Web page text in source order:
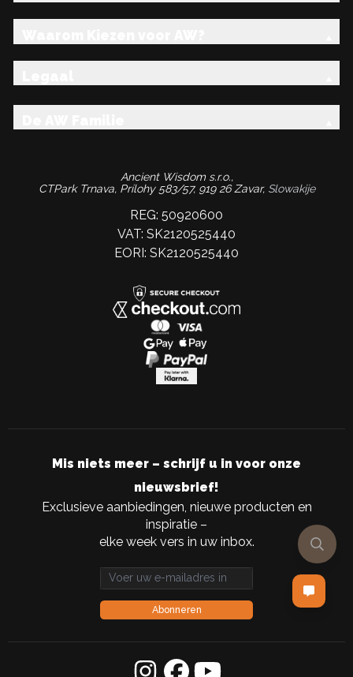
Ancient Wisdom s.r.o.,
CTPark Trnava, Prílohy 583/57, 919 26 Zavar, Slowakije
REG: 50920600
VAT: SK2120525440
EORI: SK2120525440
Mis niets meer – schrijf u in voor onze
nieuwsbrief!
Exclusieve aanbiedingen, nieuwe producten en
inspiratie –
elke week vers in uw inbox.
Email address
Abonneren